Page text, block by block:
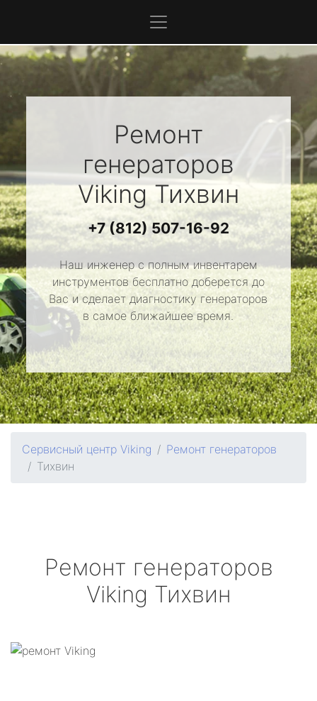
Ремонт
генераторов
VikingТихвин
+7 (812) 507-16-92
Наш инженер с полным инвентарем
инструментов бесплатно доберется до
Вас и сделает диагностику генераторов
в самое ближайшее время.
Сервисный центр Viking
Ремонт генераторов
Тихвин
Ремонт генераторов
Viking Тихвин